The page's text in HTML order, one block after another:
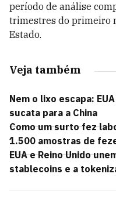
período de análise
trimestres do primeiro
Estado.
Veja também
Nem o lixo escapa:
sucata para a China
Como um surto fez
1.500 amostras de
EUA e Reino Unido
stablecoins e a